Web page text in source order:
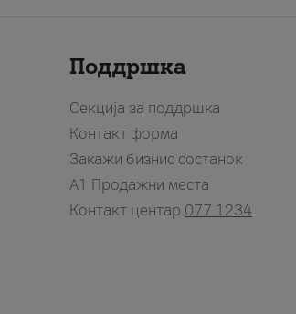
Поддршка
Секција за поддршка
Контакт форма
Закажи бизнис состанок
A1 Продажни места
Контакт центар 077 1234